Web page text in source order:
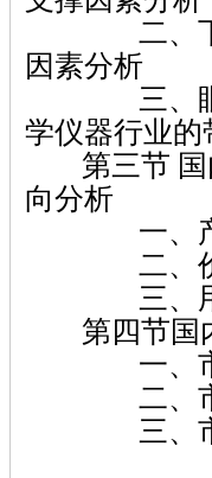
二、下游
因素分析
三、眼科
学仪器行业
第三节 国
向分析
一、产
二、价
三、用户
第四节国内
一、市场
二、市场
三、市场